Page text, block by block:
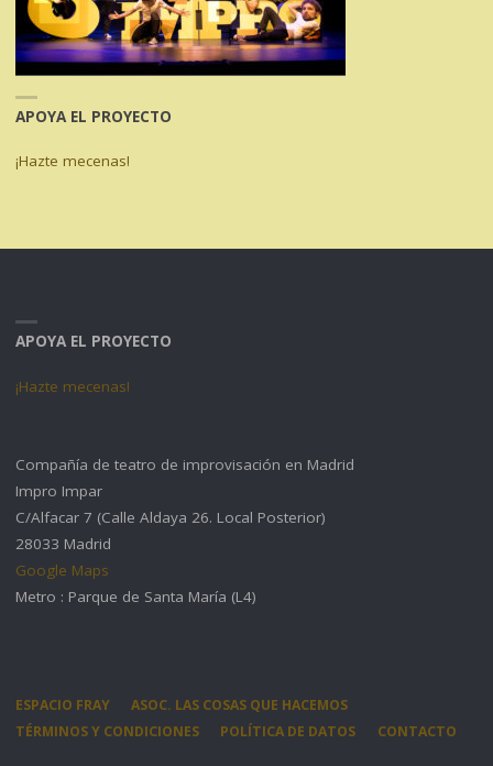
APOYA EL PROYECTO
¡Hazte mecenas!
APOYA EL PROYECTO
¡Hazte mecenas!
Compañía de teatro de improvisación en Madrid
Impro Impar
C/Alfacar 7 (Calle Aldaya 26. Local Posterior)
28033 Madrid
Google Maps
Metro : Parque de Santa María (L4)
ESPACIO FRAY
ASOC. LAS COSAS QUE HACEMOS
TÉRMINOS Y CONDICIONES
POLÍTICA DE DATOS CONTACTO